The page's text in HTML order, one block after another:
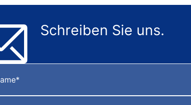
Schreiben Sie uns.